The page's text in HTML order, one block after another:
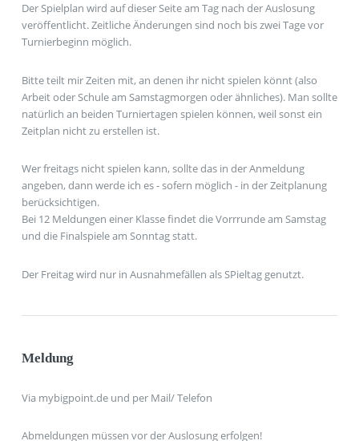
Der Spielplan wird auf dieser Seite am Tag nach der Auslosung
veröffentlicht. Zeitliche Änderungen sind noch bis zwei Tage vor
Turnierbeginn möglich.
Bitte teilt mir Zeiten mit, an denen ihr nicht spielen könnt (also
Arbeit oder Schule am Samstagmorgen oder ähnliches). Man sollte
natürlich an beiden Turniertagen spielen können, weil sonst ein
Zeitplan nicht zu erstellen ist.
Wer freitags nicht spielen kann, sollte das in der Anmeldung
angeben, dann werde ich es - sofern möglich - in der Zeitplanung
berücksichtigen.
Bei 12 Meldungen einer Klasse findet die Vorrrunde am Samstag
und die Finalspiele am Sonntag statt.
Der Freitag wird nur in Ausnahmefällen als SPieltag genutzt.
Meldung
Via mybigpoint.de und per Mail/ Telefon
Abmeldungen müssen vor der Auslosung erfolgen!